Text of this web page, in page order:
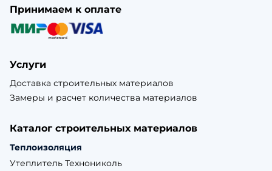
Принимаем к оплате
Услуги
Доставка строительных материалов
Замеры и расчет количества материалов
Каталог строительных материалов
Теплоизоляция
Утеплитель Технониколь